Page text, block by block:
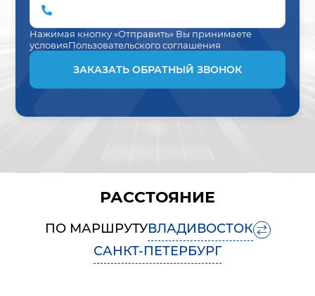
Нажимая кнопку «Отправить» Вы принимаете
условияПользовательского соглашения
ЗАКАЗАТЬ ОБРАТНЫЙ ЗВОНОК
РАССТОЯНИЕ
ПО МАРШРУТУВЛАДИВОСТОК
САНКТ-ПЕТЕРБУРГ